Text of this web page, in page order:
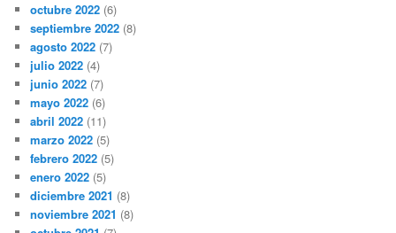
octubre 2022 (6)
septiembre 2022 (8)
agosto 2022 (7)
julio 2022 (4)
junio 2022 (7)
mayo 2022 (6)
abril 2022 (11)
marzo 2022 (5)
febrero 2022 (5)
enero 2022 (5)
diciembre 2021 (8)
noviembre 2021 (8)